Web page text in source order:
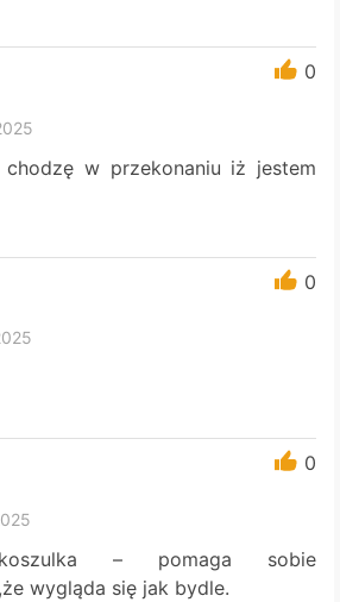
0
chodzę w przekonaniu iż jestem
0
0
– pomaga sobie
wygląda się jak bydle.